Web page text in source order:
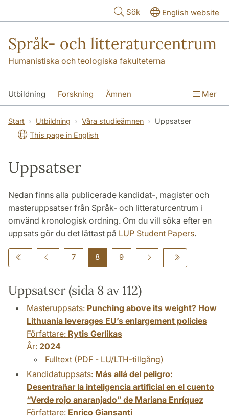
Sök English website
Språk- och litteraturcentrum
Humanistiska och teologiska fakulteterna
Utbildning Forskning Ämnen
SOL-husen Kontakt Institutionen
översättning till svenska
Mer
Start Utbildning Våra studieämnen
Uppsatser
This page in English
Uppsatser
Nedan finns alla publicerade kandidat-, magister och
masteruppsatser från Språk- och litteraturcentrum i
omvänd kronologisk ordning. Om du vill söka efter en
uppsats gör du det lättast på LUP Student Papers.
7 8 9
Uppsatser (sida 8 av 112)
Masteruppsats: Punching above its weight? How
Lithuania leverages EU’s enlargement policies
Författare: Rytis Gerlikas
År: 2024
Fulltext (PDF - LU/LTH-tillgång)
Kandidatuppsats: Más allá del peligro:
Desentrañar la inteligencia artificial en el cuento
“Verde rojo anaranjado” de Mariana Enríquez
Författare: Enrico Giansanti